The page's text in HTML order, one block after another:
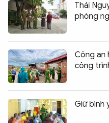
Chia sẻ:
Thái
phòng
Công an
công
Giữ bình